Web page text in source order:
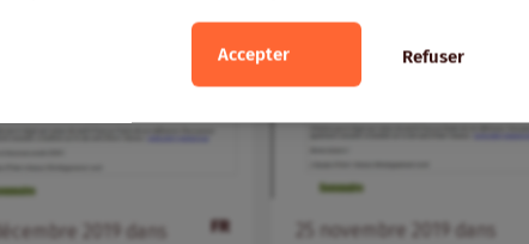
Accepter Refuser
FR
décembre
dans
novembre
dans